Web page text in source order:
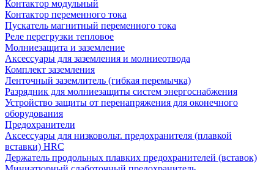
Контактор модульный
Контактор переменного тока
Пускатель магнитный переменного тока
Реле перегрузки тепловое
Молниезащита и заземление
Аксессуары для заземления и молниеотвода
Комплект заземления
Ленточный заземлитель (гибкая перемычка)
Разрядник для молниезащиты систем энергоснабжения
Устройство защиты от перенапряжения для оконечного
оборудования
Предохранители
Аксессуары для низковольт. предохранителя (плавкой
вставки) HRC
Держатель продольных плавких предохранителей (вставок)